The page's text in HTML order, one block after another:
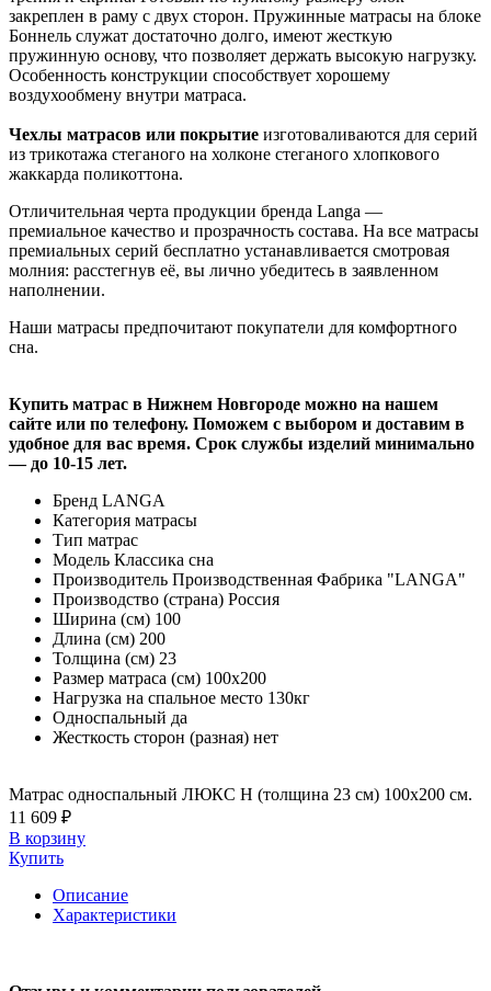
закреплен в раму с двух сторон. Пружинные матрасы на блоке
Боннель служат достаточно долго, имеют жесткую
пружинную основу, что позволяет держать высокую нагрузку.
Особенность конструкции способствует хорошему
воздухообмену внутри матраса.
Чехлы матрасов или покрытие изготоваливаются для серий
из трикотажа стеганого на холконе стеганого хлопкового
жаккарда поликоттона.
Отличительная черта продукции бренда Langa —
премиальное качество и прозрачность состава. На все матрасы
премиальных серий бесплатно устанавливается смотровая
молния: расстегнув её, вы лично убедитесь в заявленном
наполнении.
Наши матрасы предпочитают покупатели для комфортного
сна.
Купить матрас в Нижнем Новгороде можно на нашем
сайте или по телефону. Поможем с выбором и доставим в
удобное для вас время. Срок службы изделий минимально
— до 10-15 лет.
Бренд LANGA
Категория матрасы
Тип матрас
Модель Классика сна
Производитель Производственная Фабрика "LANGA"
Производство (страна) Россия
Ширина (см) 100
Длина (см) 200
Толщина (см) 23
Размер матраса (см) 100х200
Нагрузка на спальное место 130кг
Односпальный да
Жесткость сторон (разная) нет
Матрас односпальный ЛЮКС Н (толщина 23 см) 100х200 см.
11 609 ₽
В корзину
Купить
Описание
Характеристики